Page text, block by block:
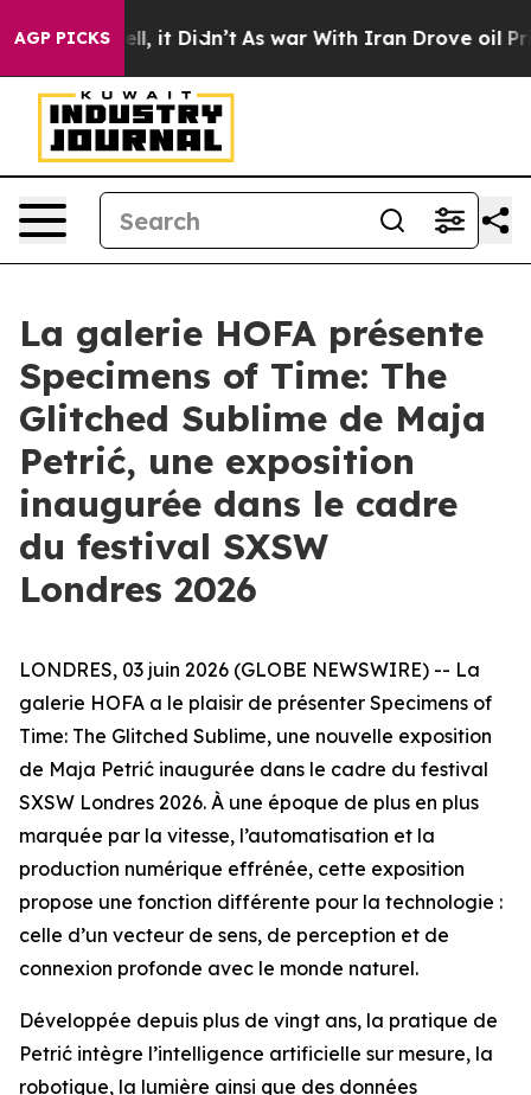
AGP PICKS
40%. Well, it Didn’t As war With Iran Drove oil
La galerie HOFA présente
Specimens of Time: The
Glitched Sublime de Maja
Petrić, une exposition
inaugurée dans le cadre
du festival SXSW
Londres 2026
LONDRES, 03 juin 2026 (GLOBE NEWSWIRE) -- La
galerie HOFA a le plaisir de présenter Specimens of
Time: The Glitched Sublime, une nouvelle exposition
de Maja Petrić inaugurée dans le cadre du festival
SXSW Londres 2026. À une époque de plus en plus
marquée par la vitesse, l’automatisation et la
production numérique effrénée, cette exposition
propose une fonction différente pour la technologie :
celle d’un vecteur de sens, de perception et de
connexion profonde avec le monde naturel.
Développée depuis plus de vingt ans, la pratique de
Petrić intègre l’intelligence artificielle sur mesure, la
robotique, la lumière ainsi que des données